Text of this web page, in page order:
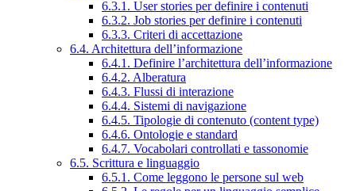
6.3.1. User stories per definire i contenuti
6.3.2. Job stories per definire i contenuti
6.3.3. Criteri di accettazione
6.4. Architettura dell’informazione
6.4.1. Definire l’architettura dell’informazione
6.4.2. Alberatura
6.4.3. Flussi di interazione
6.4.4. Sistemi di navigazione
6.4.5. Tipologie di contenuto (content type)
6.4.6. Ontologie e standard
6.4.7. Vocabolari controllati e tassonomie
6.5. Scrittura e linguaggio
6.5.1. Come leggono le persone sul web